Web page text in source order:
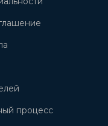
процесс